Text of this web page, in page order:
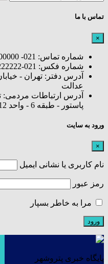
تماس با ما
×
شماره تماس: 021- 000000
شماره فکس: 021-222222
آدرس دفتر: تهران -
عدالت
آدرس ارتباطات مردمی:
پاستور - طبقه 6 - واحد 12
ورود به سایت
×
نام کاربری یا نشانی ایمیل
رمز عبور
مرا به خاطر بسپار
پایگاه خبری پتروشهر